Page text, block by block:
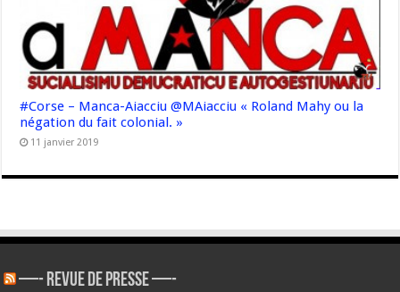
#Corse – Manca-Aiacciu @MAiacciu « Roland Mahy ou la
négation du fait colonial. »
11 janvier 2019
—- REVUE DE PRESSE —-